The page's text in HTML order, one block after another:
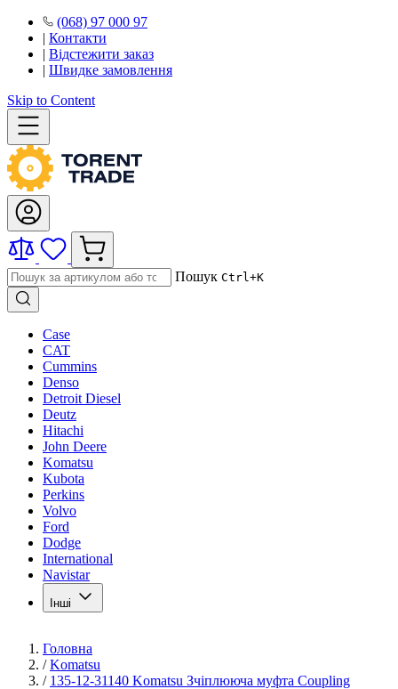
(068) 97 000 97
| Контакти
| Відстежити заказ
| Швидке замовлення
Skip to Content
Пошук Ctrl+K
Case
CAT
Cummins
Denso
Detroit Diesel
Deutz
Hitachi
John Deere
Komatsu
Kubota
Perkins
Volvo
Ford
Dodge
International
Navistar
Інші
Головна
/ Komatsu
/ 135-12-31140 Komatsu Зчіплююча муфта Coupling